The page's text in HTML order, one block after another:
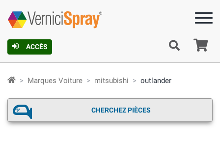
ACCÈS
Marques Voiture mitsubishi outlander
CHERCHEZ PIÈCES